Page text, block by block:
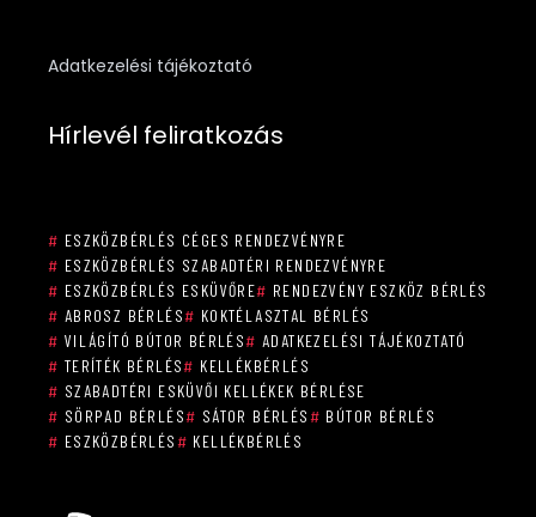
Adatkezelési tájékoztató
Hírlevél feliratkozás
# ESZKÖZBÉRLÉS CÉGES RENDEZVÉNYRE
# ESZKÖZBÉRLÉS SZABADTÉRI RENDEZVÉNYRE
# ESZKÖZBÉRLÉS ESKÜVŐRE# RENDEZVÉNY ESZKÖZ BÉRLÉS
# ABROSZ BÉRLÉS# KOKTÉLASZTAL BÉRLÉS
# VILÁGÍTÓ BÚTOR BÉRLÉS# ADATKEZELÉSI TÁJÉKOZTATÓ
# TERÍTÉK BÉRLÉS# KELLÉKBÉRLÉS
# SZABADTÉRI ESKÜVŐI KELLÉKEK BÉRLÉSE
# SÖRPAD BÉRLÉS# SÁTOR BÉRLÉS# BÚTOR BÉRLÉS
# ESZKÖZBÉRLÉS# KELLÉKBÉRLÉS